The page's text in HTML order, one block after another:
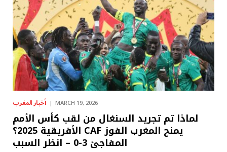
أخبار المغرب MARCH 19, 2026
لماذا تم تجريد السنغال من لقب كأس الأمم
الأفريقية 2025؟ CAF يمنح المغرب الفوز
المفاجئ 3-0 – انظر السبب